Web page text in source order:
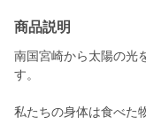
商品説明
南国宮崎から太陽の光
す。
私たちの身体は食べた